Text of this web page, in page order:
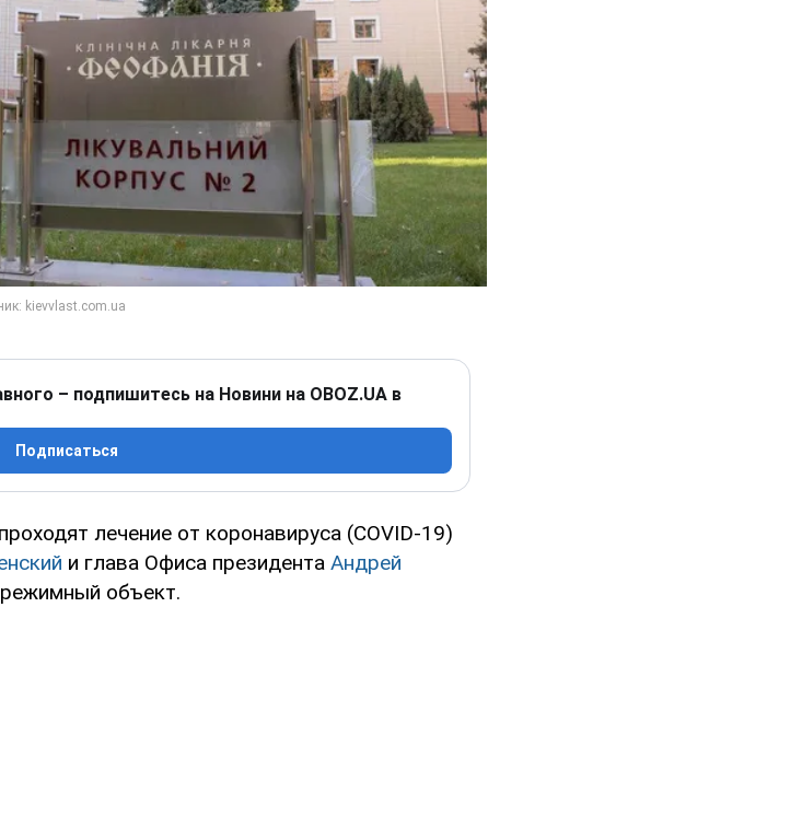
– подпишитесь на Новини на OBOZ.UA в
Подписаться
лечение от коронавируса (COVID-19)
и глава Офиса президента Андрей
объект.